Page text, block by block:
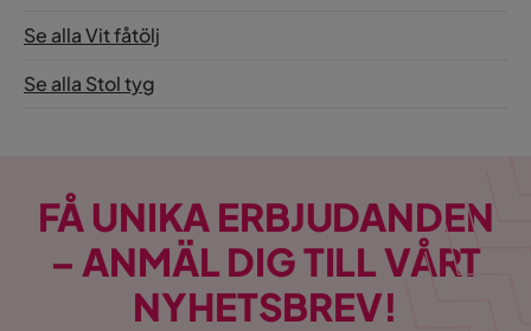
Se alla Vit fåtölj
Se alla Stol tyg
FÅ UNIKA ERBJUDANDEN
– ANMÄL DIG TILL VÅRT
NYHETSBREV!